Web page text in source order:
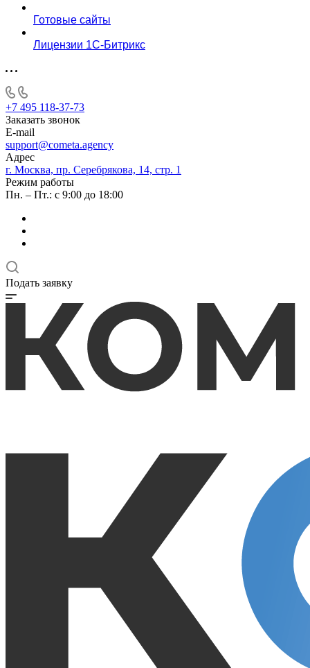
Готовые сайты
Лицензии 1С-Битрикс
+7 495 118-37-73
Заказать звонок
E-mail
support@cometa.agency
Адрес
г. Москва, пр. Серебрякова, 14, стр. 1
Режим работы
Пн. – Пт.: с 9:00 до 18:00
Подать заявку